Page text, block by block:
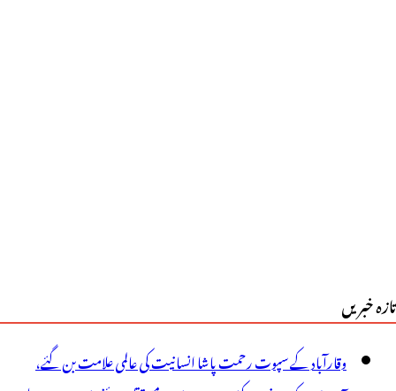
تازہ خبریں
وقارآباد کے سپوت رحمت پاشا انسانیت کی عالمی علامت بن گئے،